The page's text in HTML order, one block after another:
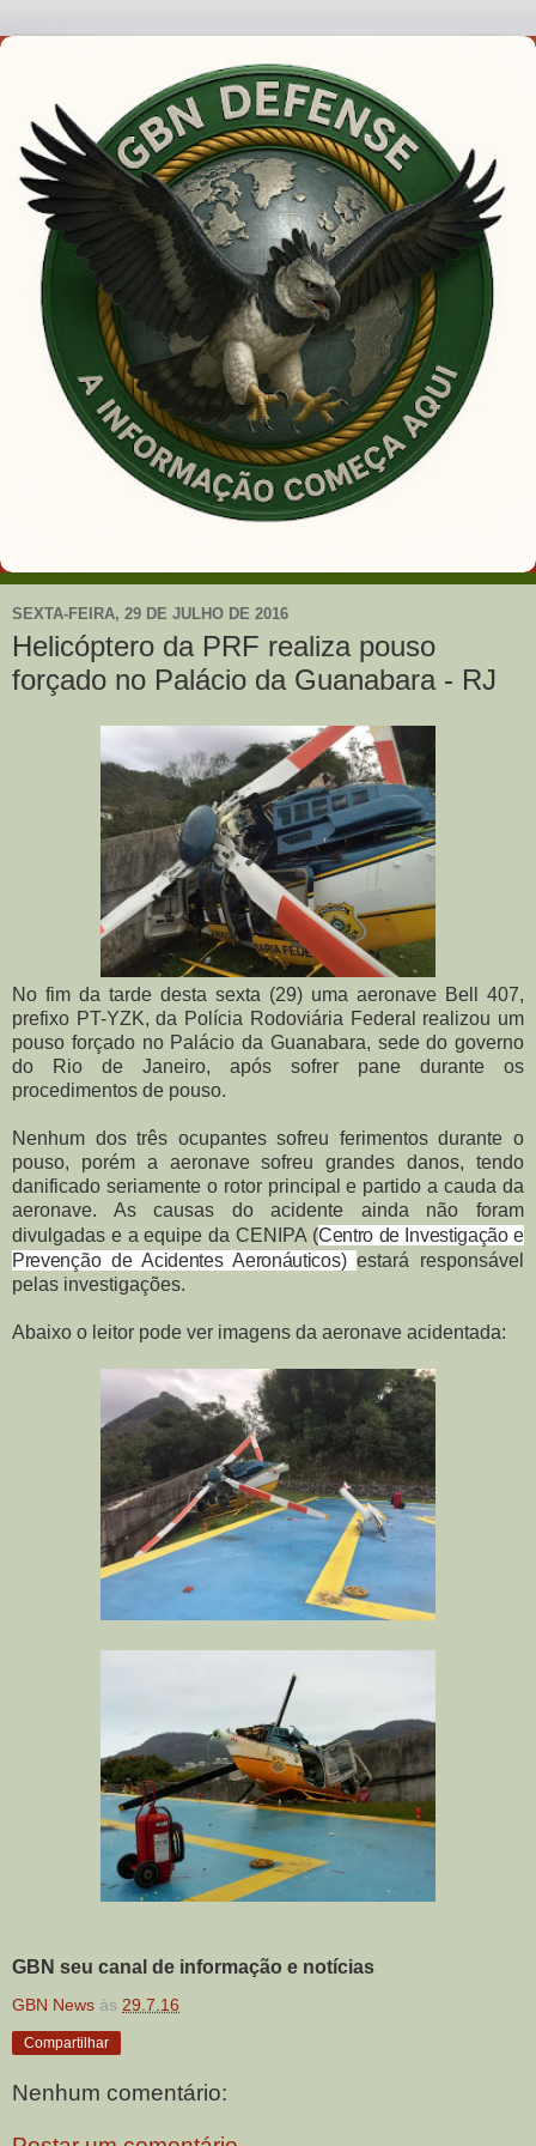
SEXTA-FEIRA, 29 DE JULHO DE 2016
Helicóptero da PRF realiza pouso
forçado no Palácio da Guanabara - RJ
No fim da tarde desta sexta (29) uma aeronave Bell 407,
prefixo PT-YZK, da Polícia Rodoviária Federal realizou um
pouso forçado no Palácio da Guanabara, sede do governo
do Rio de Janeiro, após sofrer pane durante os
procedimentos de pouso.
Nenhum dos três ocupantes sofreu ferimentos durante o
pouso, porém a aeronave sofreu grandes danos, tendo
danificado seriamente o rotor principal e partido a cauda da
aeronave. As causas do acidente ainda não foram
divulgadas e a equipe da CENIPA (Centro de Investigação e
Prevenção de Acidentes Aeronáuticos) estará responsável
pelas investigações.
Abaixo o leitor pode ver imagens da aeronave acidentada:
GBN seu canal de informação e notícias
GBN News às 29.7.16
Compartilhar
Nenhum comentário: